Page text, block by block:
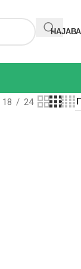
18 24